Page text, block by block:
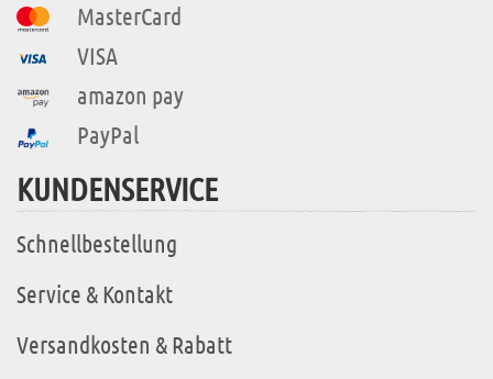
MasterCard
VISA
amazon pay
PayPal
KUNDENSERVICE
Schnellbestellung
Service & Kontakt
Versandkosten & Rabatt